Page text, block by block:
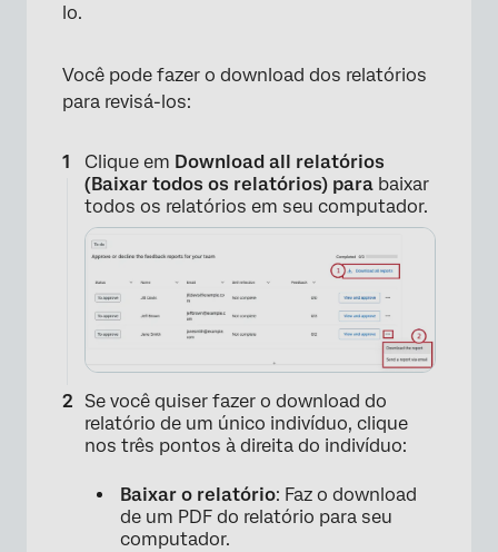
×
×
lo.
Você pode fazer o download dos relatórios
para revisá-los:
Clique em Download all relatórios
(Baixar todos os relatórios) para baixar
todos os relatórios em seu computador.
Se você quiser fazer o download do
relatório de um único indivíduo, clique
nos três pontos à direita do indivíduo:
Baixar o relatório: Faz o download
de um PDF do relatório para seu
computador.